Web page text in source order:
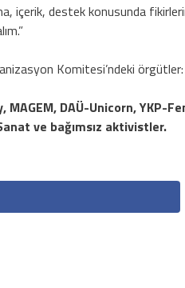
içerik, destek konusunda
Komitesi’ndeki örgütler:
DAÜ-Unicorn, YKP-
ve bağımsız aktivistler.